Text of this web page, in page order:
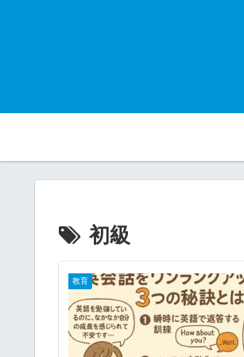
初級
教育